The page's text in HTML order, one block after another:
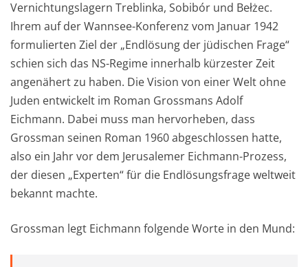
Vernichtungslagern Treblinka, Sobibór und Bełżec.
Ihrem auf der Wannsee-Konferenz vom Januar 1942
formulierten Ziel der „Endlösung der jüdischen Frage“
schien sich das NS-Regime innerhalb kürzester Zeit
angenähert zu haben. Die Vision von einer Welt ohne
Juden entwickelt im Roman Grossmans Adolf
Eichmann. Dabei muss man hervorheben, dass
Grossman seinen Roman 1960 abgeschlossen hatte,
also ein Jahr vor dem Jerusalemer Eichmann-Prozess,
der diesen „Experten“ für die Endlösungsfrage weltweit
bekannt machte.
Grossman legt Eichmann folgende Worte in den Mund: